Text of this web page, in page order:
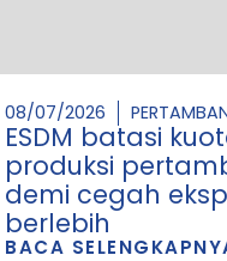
08/07/2026
ESDM batasi
produksi
demi cegah
berlebih
BACA